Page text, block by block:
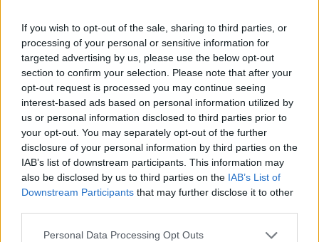
If you wish to opt-out of the sale, sharing to third parties, or
processing of your personal or sensitive information for
targeted advertising by us, please use the below opt-out
section to confirm your selection. Please note that after your
opt-out request is processed you may continue seeing
interest-based ads based on personal information utilized by
us or personal information disclosed to third parties prior to
your opt-out. You may separately opt-out of the further
disclosure of your personal information by third parties on the
IAB’s list of downstream participants. This information may
also be disclosed by us to third parties on the IAB’s List of
Downstream Participants that may further disclose it to other
Please note that this website/app uses one or more Google
Personal Data Processing Opt Outs
ΣΧΕΤΙΚΑ ΜΕ ΕΜΑΣ